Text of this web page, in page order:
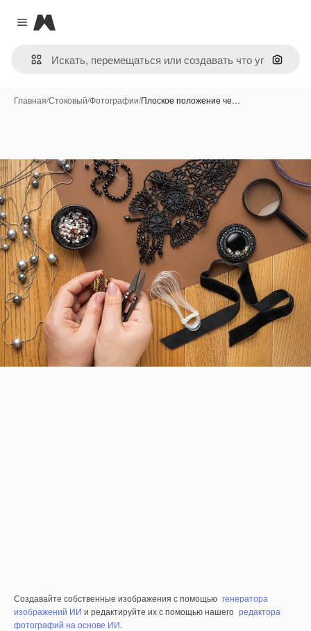
Close menu
Magnific
Поиск
Главная/Стоковый/Фотографии/Плоское положение че…
Создавайте собственные изображения с помощью генератора
изображений ИИ и редактируйте их с помощью нашего редактора
фотографий на основе ИИ.